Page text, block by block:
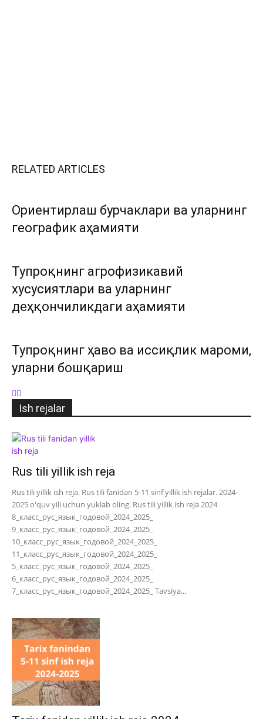
RELATED ARTICLES
Ориентирлаш бурчаклари ва уларнинг
географик аҳамияти
Тупроқнинг агрофизикавий
хусусиятлари ва уларнинг
деҳқончиликдаги аҳамияти
Тупроқнинг ҳаво ва иссиқлик мароми,
уларни бошқариш
Ish rejalar
Rus tili yillik ish reja
Rus tili yillik ish reja. Rus tili fanidan 5-11 sinf yillik ish rejalar. 2024-
2025 o'quv yili uchun yuklab oling. Rus tili yillik ish reja 2024
8_класс_рус_язык_годовой_2024_2025_
9_класс_рус_язык_годовой_2024_2025_
10_класс_рус_язык_годовой_2024_2025_
11_класс_рус_язык_годовой_2024_2025_
5_класс_рус_язык_годовой_2024_2025_
6_класс_рус_язык_годовой_2024_2025_
7_класс_рус_язык_годовой_2024_2025_ Tavsiya...